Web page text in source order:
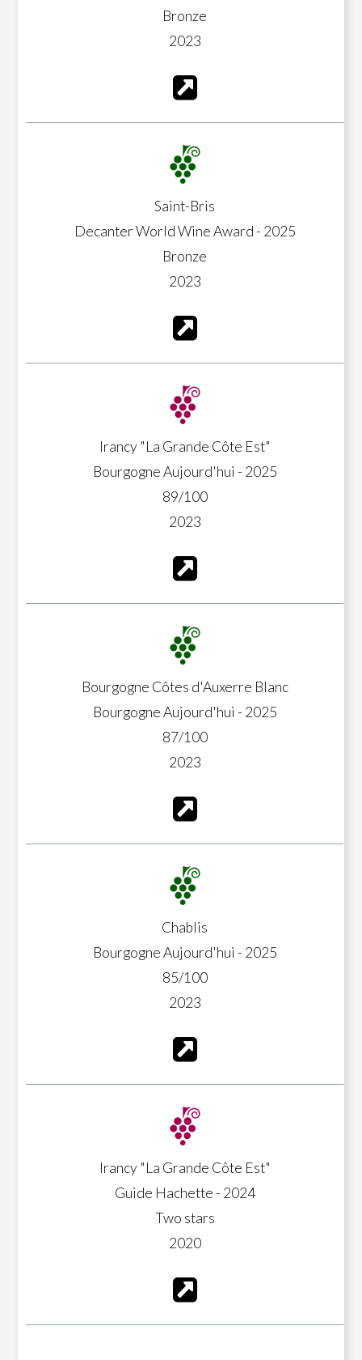
Bronze
2023
Saint-Bris
Decanter World Wine Award - 2025
Bronze
2023
Irancy "La Grande Côte Est"
Bourgogne Aujourd'hui - 2025
89/100
2023
Bourgogne Côtes d'Auxerre Blanc
Bourgogne Aujourd'hui - 2025
87/100
2023
Chablis
Bourgogne Aujourd'hui - 2025
85/100
2023
Irancy "La Grande Côte Est"
Guide Hachette - 2024
Two stars
2020